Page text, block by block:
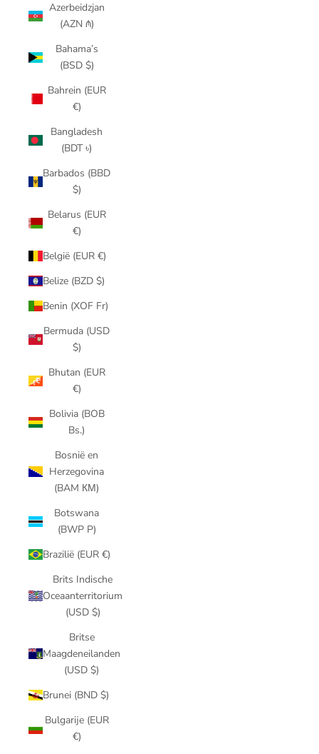
Azerbeidzjan
(AZN ₼)
Bahama’s
(BSD $)
Bahrein (EUR
€)
Bangladesh
(BDT ৳)
Barbados (BBD
$)
Belarus (EUR
€)
België (EUR €)
Belize (BZD $)
Benin (XOF Fr)
Bermuda (USD
$)
Bhutan (EUR
€)
Bolivia (BOB
Bs.)
Bosnië en
Herzegovina
(BAM КМ)
Botswana
(BWP P)
Brazilië (EUR €)
Brits Indische
Oceaanterritorium
(USD $)
Britse
Maagdeneilanden
(USD $)
Brunei (BND $)
Bulgarije (EUR
€)